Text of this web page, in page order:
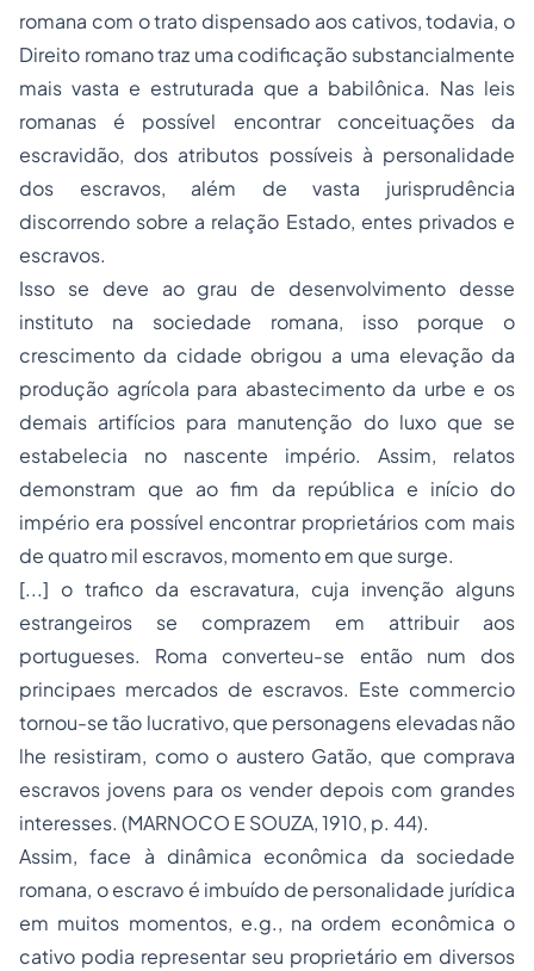
romana com o trato dispensado aos cativos, todavia, o
Direito romano traz uma codificação substancialmente
mais vasta e estruturada que a babilônica. Nas leis
romanas é possível encontrar conceituações da
escravidão, dos atributos possíveis à personalidade
dos escravos, além de vasta jurisprudência
discorrendo sobre a relação Estado, entes privados e
escravos.
Isso se deve ao grau de desenvolvimento desse
instituto na sociedade romana, isso porque o
crescimento da cidade obrigou a uma elevação da
produção agrícola para abastecimento da urbe e os
demais artifícios para manutenção do luxo que se
estabelecia no nascente império. Assim, relatos
demonstram que ao fim da república e início do
império era possível encontrar proprietários com mais
de quatro mil escravos, momento em que surge.
[...] o trafico da escravatura, cuja invenção alguns
estrangeiros se comprazem em attribuir aos
portugueses. Roma converteu-se então num dos
principaes mercados de escravos. Este commercio
tornou-se tão lucrativo, que personagens elevadas não
lhe resistiram, como o austero Gatão, que comprava
escravos jovens para os vender depois com grandes
interesses. (MARNOCO E SOUZA, 1910, p. 44).
Assim, face à dinâmica econômica da sociedade
romana, o escravo é imbuído de personalidade jurídica
em muitos momentos, e.g., na ordem econômica o
cativo podia representar seu proprietário em diversos